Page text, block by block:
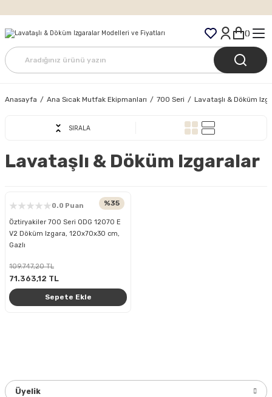
Tüm Siparişlerde Ücretsiz Kargo
Anasayfa Ana Sıcak Mutfak Ekipmanları 700 Seri Lavataşlı & Döküm
SIRALA
Lavataşlı & Döküm Izgaralar
%35
0.0 Puan
Öztiryakiler 700 Seri ODG 12070 E
V2 Döküm Izgara, 120x70x30 cm,
Gazlı
71.363,12 TL
109.747,20 TL
Sepete Ekle
Üyelik